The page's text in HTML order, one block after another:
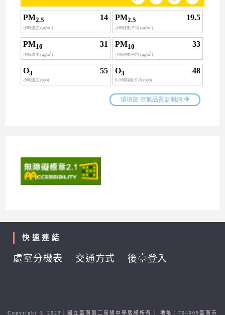
快速連結
處室分機表 交通方式 後臺登入
Copyright © 2022｜國立臺南第二高級中學版權所有｜ 地址：704009臺南市